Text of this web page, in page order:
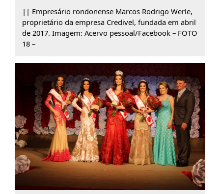
|| Empresário rondonense Marcos Rodrigo Werle,
proprietário da empresa Credivel, fundada em abril
de 2017. Imagem: Acervo pessoal/Facebook – FOTO
18 –